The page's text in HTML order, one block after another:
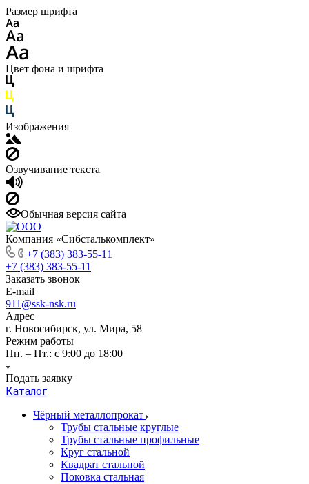
Размер шрифта
Цвет фона и шрифта
Изображения
Озвучивание текста
Обычная версия сайта
Компания «Сибсталькомплект»
+7 (383) 383-55-11
+7 (383) 383-55-11
Заказать звонок
E-mail
911@ssk-nsk.ru
Адрес
г. Новосибирск, ул. Мира, 58
Режим работы
Пн. – Пт.: с 9:00 до 18:00
Подать заявку
Каталог
Чёрный металлопрокат
Трубы стальные круглые
Трубы стальные профильные
Круг стальной
Квадрат стальной
Поковка стальная